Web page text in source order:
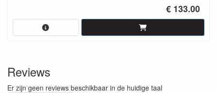
€ 133.00
Reviews
Er zijn geen reviews beschikbaar in de huidige taal